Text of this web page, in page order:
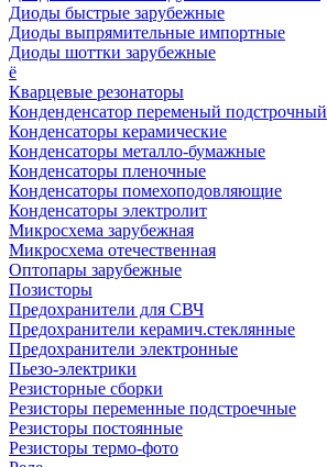
Диоды быстрые зарубежные
Диоды выпрямительные импортные
Диоды шоттки зарубежные
ё
Кварцевые резонаторы
Конденденсатор переменый подстрочный
Конденсаторы керамические
Конденсаторы металло-бумажные
Конденсаторы пленочные
Конденсаторы помехоподовляющие
Конденсаторы электролит
Микросхема зарубежная
Микросхема отечественная
Оптопары зарубежные
Позисторы
Предохранители для СВЧ
Предохранители керамич.стеклянные
Предохранители электронные
Пьезо-электрики
Резисторные сборки
Резисторы переменные подстроечные
Резисторы постоянные
Резисторы термо-фото